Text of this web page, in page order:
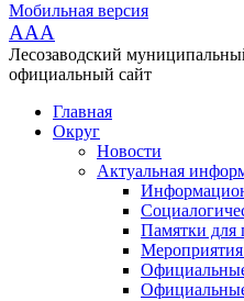
Мобильная версия
AAA
Лесозаводский
официальный сайт
Главная
Округ
Новости
Актуальная
Памятки для